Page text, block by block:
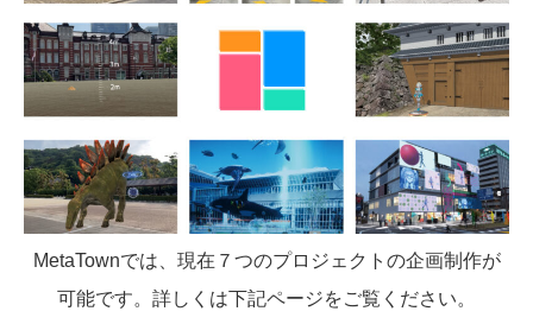
MetaTownでは、現在７つのプロジェクトの企画制作が
可能です。詳しくは下記ページをご覧ください。